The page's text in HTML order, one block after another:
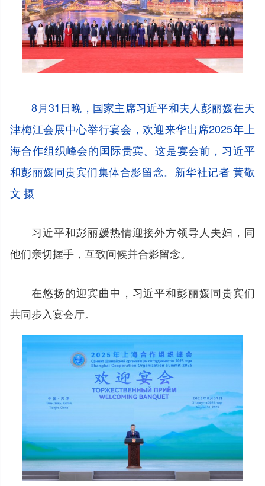
8月31日晚，国家主席习近平和夫人彭丽媛在天
津梅江会展中心举行宴会，欢迎来华出席2025年上
海合作组织峰会的国际贵宾。这是宴会前，习近平
和彭丽媛同贵宾们集体合影留念。新华社记者 黄敬
文 摄
习近平和彭丽媛热情迎接外方领导人夫妇，同
他们亲切握手，互致问候并合影留念。
在悠扬的迎宾曲中，习近平和彭丽媛同贵宾们
共同步入宴会厅。